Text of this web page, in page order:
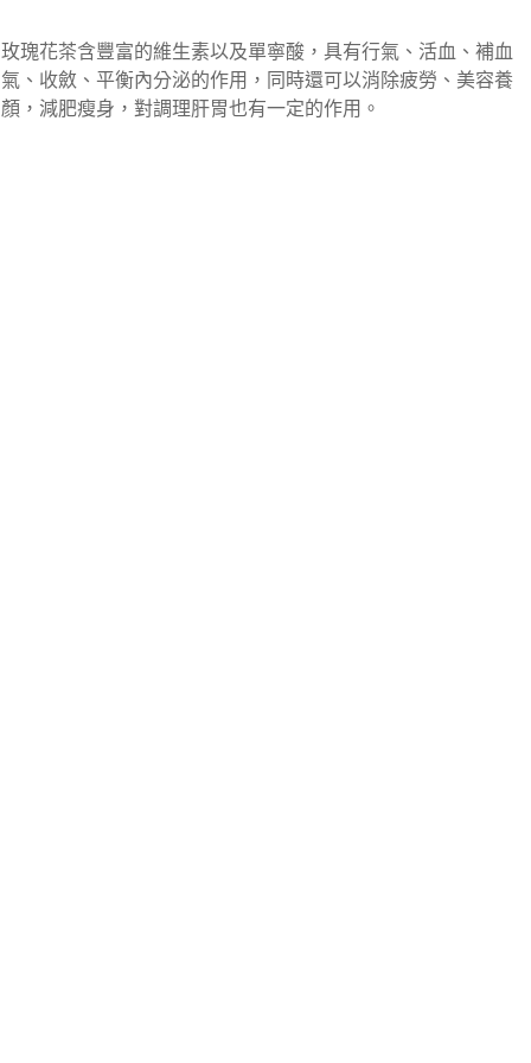
玫瑰花茶含豐富的維生素以及單寧酸，具有行氣、活血、補血
氣、收斂、平衡內分泌的作用，同時還可以消除疲勞、美容養
顏，減肥瘦身，對調理肝胃也有一定的作用。